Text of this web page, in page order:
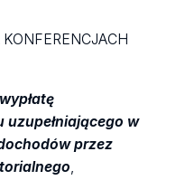
w
przez
,